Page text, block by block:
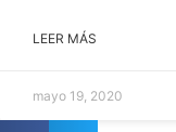
LEER MÁS
mayo 19, 2020